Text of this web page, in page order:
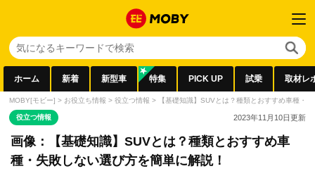
ホーム 新着 新型車 特集 PICK UP 試乗 取材レ
MOBY[モビー] > お役立ち情報 > 役立つ情報 > 【基礎知識】SUVとは？種類とおすすめ車種・
役立つ情報 2023年11月10日更新
画像：【基礎知識】SUVとは？種類とおすすめ車
種・失敗しない選び方を簡単に解説！